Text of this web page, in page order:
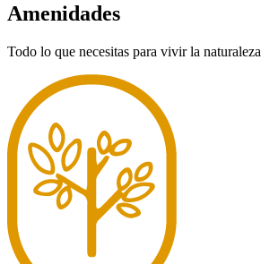
Amenidades
Todo lo que necesitas para vivir la naturaleza